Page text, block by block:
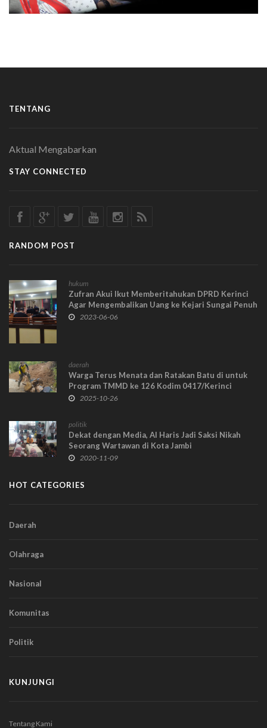
TENTANG
Aktual Mengabarkan
STAY CONNECTED
RANDOM POST
hukum
Zufran Akui Ikut Memberitahukan DPRD Kerinci
Agar Mengembalikan Uang ke Kejari Sungai Penuh
2023-06-06
daerah
Warga Terus Menata dan Ratakan Batu di untuk
Program TMMD ke 126 Kodim 0417/Kerinci
2025-10-26
politik
Dekat dengan Media, Al Haris Jadi Saksi Nikah
Seorang Wartawan di Kota Jambi
2020-11-09
HOT CATEGORIES
Daerah
Olahraga
Nasional
Komunitas
Politik
KUNJUNGI
Tentang Kami